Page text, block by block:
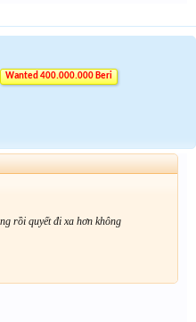
Wanted 400.000.000 Beri
rồi quyết đi xa hơn không